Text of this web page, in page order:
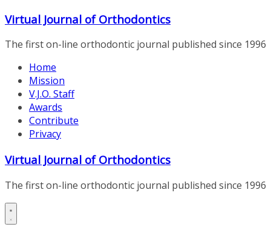
Skip
content
Virtual Journal of Orthodontics
The first on-line orthodontic journal published since 1996
Home
Mission
V.J.O. Staff
Awards
Contribute
Privacy
Virtual Journal of Orthodontics
The first on-line orthodontic journal published since 1996